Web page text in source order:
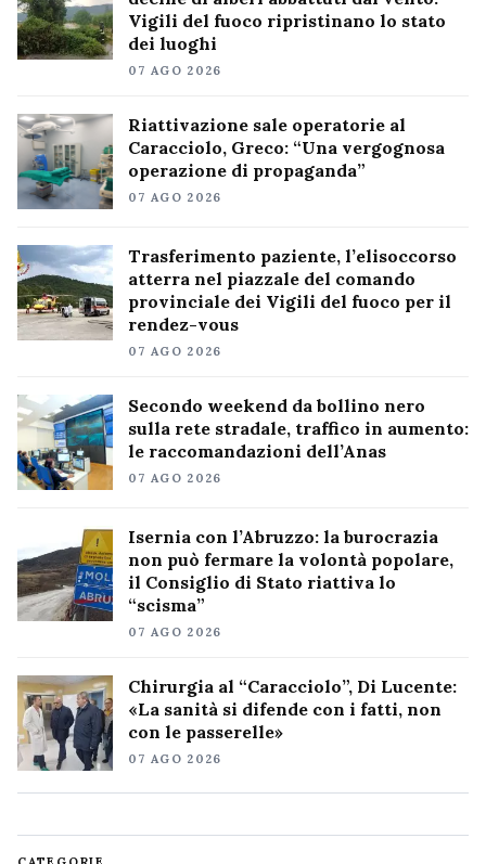
Vigili del fuoco ripristinano lo stato
dei luoghi
07 AGO 2026
Riattivazione sale operatorie al
Caracciolo, Greco: “Una vergognosa
operazione di propaganda”
07 AGO 2026
Trasferimento paziente, l’elisoccorso
atterra nel piazzale del comando
provinciale dei Vigili del fuoco per il
rendez-vous
07 AGO 2026
Secondo weekend da bollino nero
sulla rete stradale, traffico in aumento:
le raccomandazioni dell’Anas
07 AGO 2026
Isernia con l’Abruzzo: la burocrazia
non può fermare la volontà popolare,
il Consiglio di Stato riattiva lo
“scisma”
07 AGO 2026
Chirurgia al “Caracciolo”, Di Lucente:
«La sanità si difende con i fatti, non
con le passerelle»
07 AGO 2026